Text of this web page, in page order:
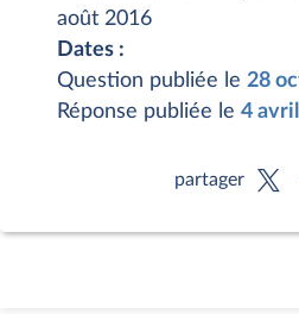
août 2016
Dates :
Question publiée le 28
Réponse publiée le 4
partager